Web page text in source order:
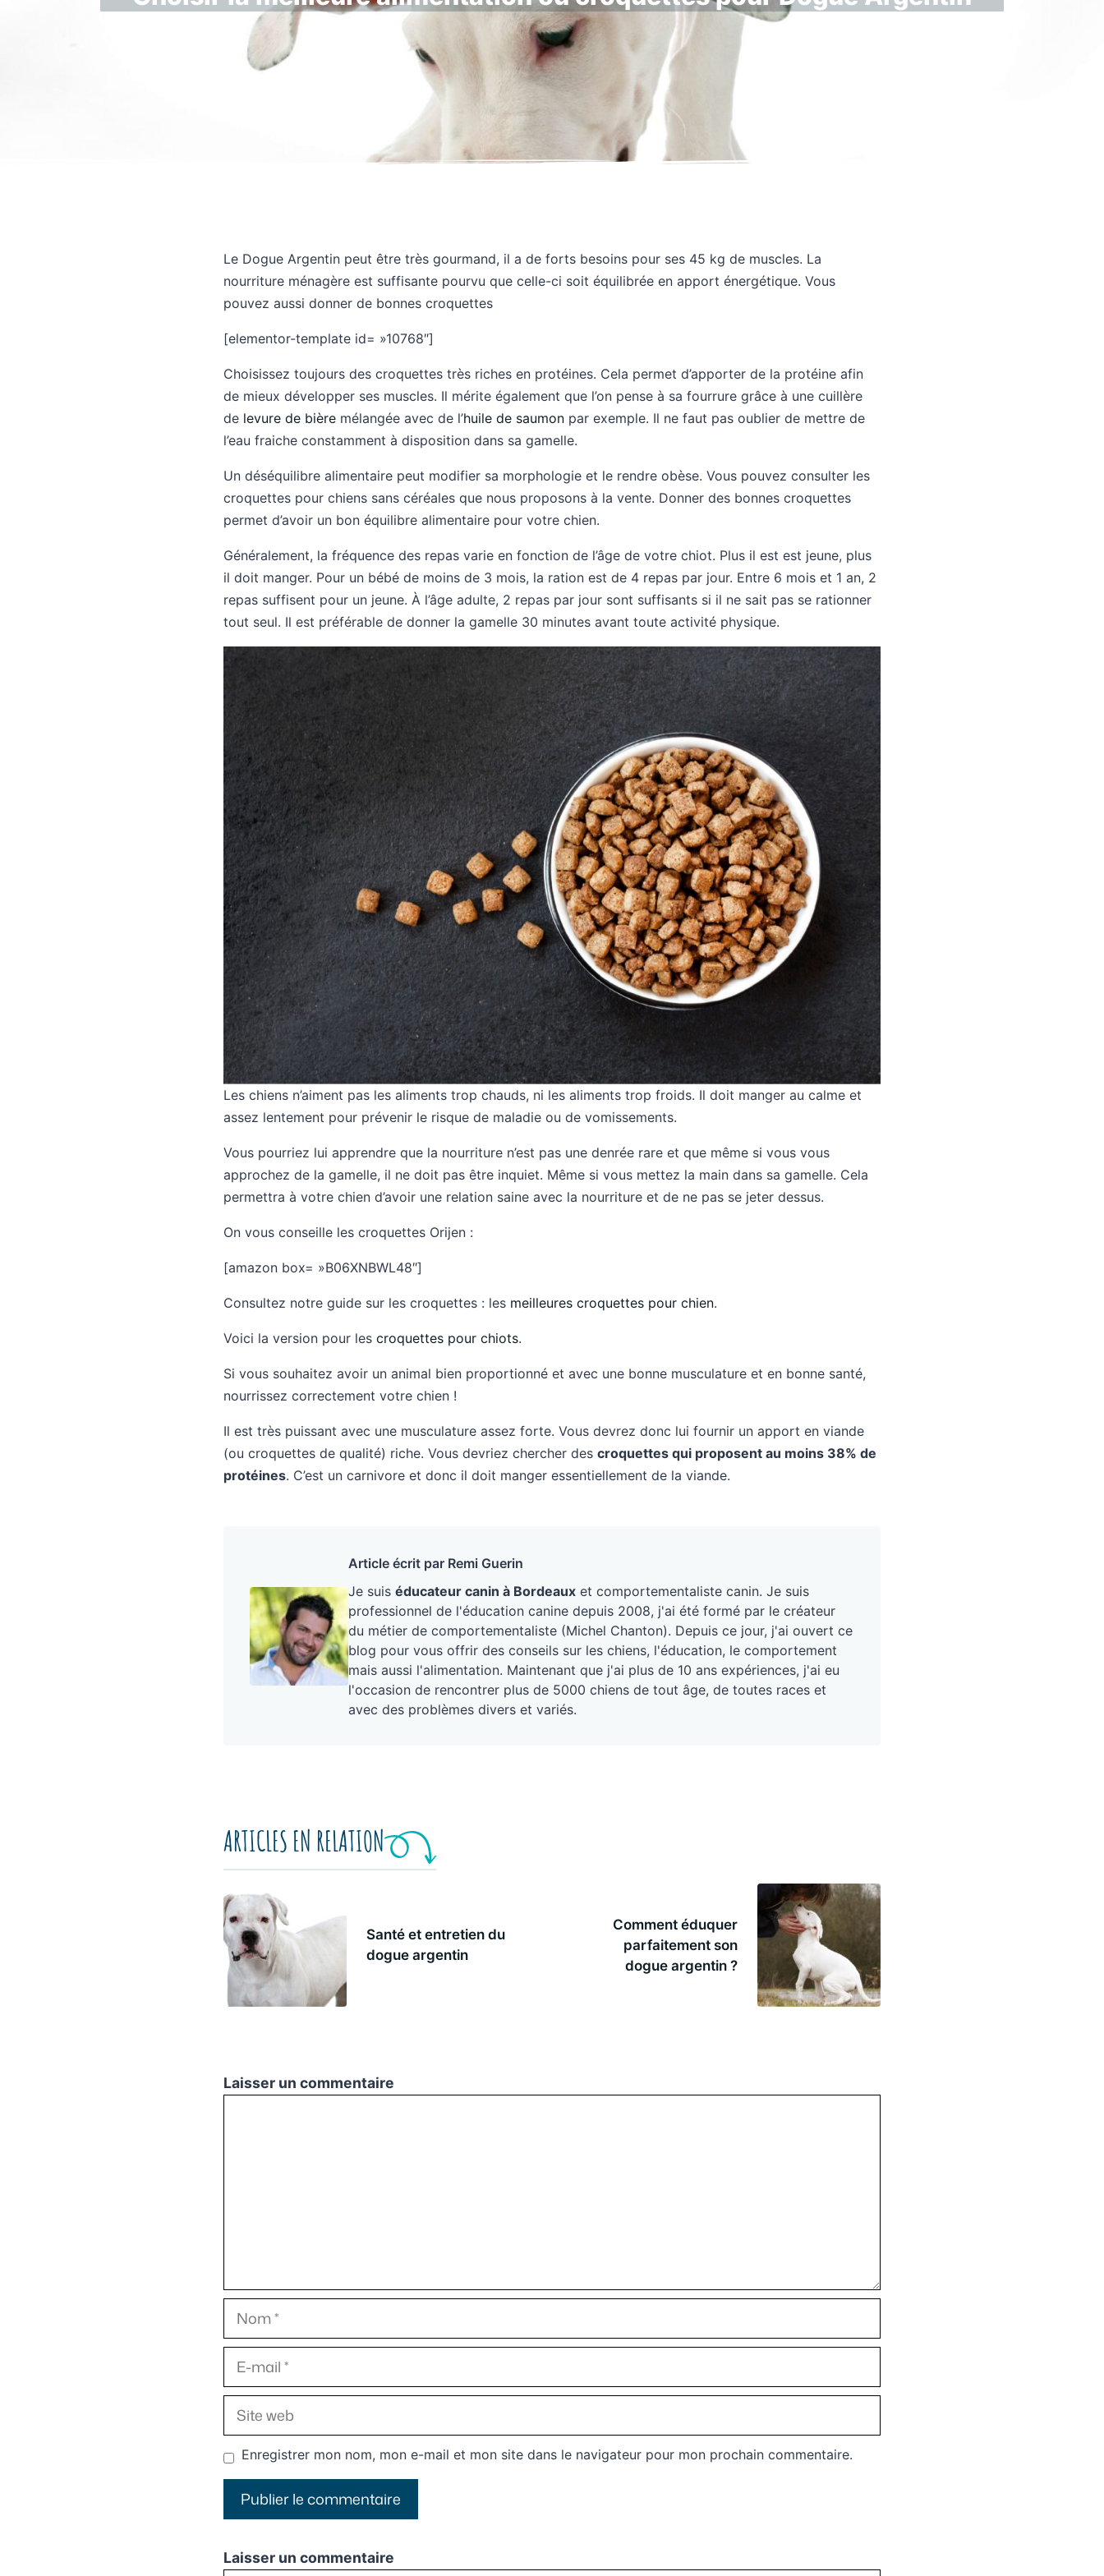
Le Dogue Argentin peut être très gourmand, il a de forts besoins pour ses 45 kg de muscles. La
nourriture ménagère est suffisante pourvu que celle-ci soit équilibrée en apport énergétique. Vous
pouvez aussi donner de bonnes croquettes
[elementor-template id= »10768″]
Choisissez toujours des croquettes très riches en protéines. Cela permet d’apporter de la protéine afin
de mieux développer ses muscles. Il mérite également que l’on pense à sa fourrure grâce à une cuillère
de levure de bière mélangée avec de l’huile de saumon par exemple. Il ne faut pas oublier de mettre de
l’eau fraiche constamment à disposition dans sa gamelle.
Un déséquilibre alimentaire peut modifier sa morphologie et le rendre obèse. Vous pouvez consulter les
croquettes pour chiens sans céréales que nous proposons à la vente. Donner des bonnes croquettes
permet d’avoir un bon équilibre alimentaire pour votre chien.
Généralement, la fréquence des repas varie en fonction de l’âge de votre chiot. Plus il est est jeune, plus
il doit manger. Pour un bébé de moins de 3 mois, la ration est de 4 repas par jour. Entre 6 mois et 1 an, 2
repas suffisent pour un jeune. À l’âge adulte, 2 repas par jour sont suffisants si il ne sait pas se rationner
tout seul. Il est préférable de donner la gamelle 30 minutes avant toute activité physique.
Les chiens n’aiment pas les aliments trop chauds, ni les aliments trop froids. Il doit manger au calme et
assez lentement pour prévenir le risque de maladie ou de vomissements.
Vous pourriez lui apprendre que la nourriture n’est pas une denrée rare et que même si vous vous
approchez de la gamelle, il ne doit pas être inquiet. Même si vous mettez la main dans sa gamelle. Cela
permettra à votre chien d’avoir une relation saine avec la nourriture et de ne pas se jeter dessus.
On vous conseille les croquettes Orijen :
[amazon box= »B06XNBWL48″]
Consultez notre guide sur les croquettes : les meilleures croquettes pour chien.
Voici la version pour les croquettes pour chiots.
Si vous souhaitez avoir un animal bien proportionné et avec une bonne musculature et en bonne santé,
nourrissez correctement votre chien !
Il est très puissant avec une musculature assez forte. Vous devrez donc lui fournir un apport en viande
(ou croquettes de qualité) riche. Vous devriez chercher des croquettes qui proposent au moins 38% de
protéines. C’est un carnivore et donc il doit manger essentiellement de la viande.
Article écrit par Remi Guerin
Je suis éducateur canin à Bordeaux et comportementaliste canin. Je suis
professionnel de l'éducation canine depuis 2008, j'ai été formé par le créateur
du métier de comportementaliste (Michel Chanton). Depuis ce jour, j'ai ouvert ce
blog pour vous offrir des conseils sur les chiens, l'éducation, le comportement
mais aussi l'alimentation. Maintenant que j'ai plus de 10 ans expériences, j'ai eu
l'occasion de rencontrer plus de 5000 chiens de tout âge, de toutes races et
avec des problèmes divers et variés.
ARTICLES EN RELATION
Santé et entretien du
dogue argentin
Comment éduquer
parfaitement son
dogue argentin ?
Laisser un commentaire
Nom
E-
mail
Site
web
Enregistrer mon nom, mon e-mail et mon site dans le navigateur pour mon prochain commentaire.
Laisser un commentaire